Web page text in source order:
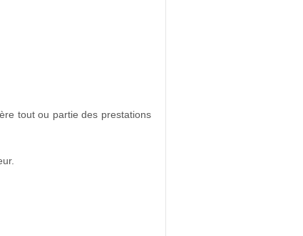
tout ou partie des prestations